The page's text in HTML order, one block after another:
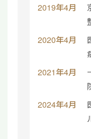
2019年4月
2020年4月
2021年4月
2024年4月